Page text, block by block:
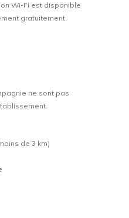
Wi-Fi est disponible
gratuitement.
ne sont pas
de 3 km)